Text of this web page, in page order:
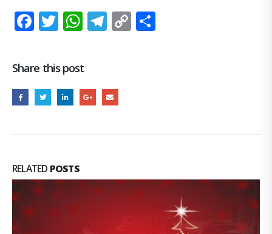
Facebook
Twitter
WhatsApp
Telegram
Copy
Share this post
RELATED POSTS